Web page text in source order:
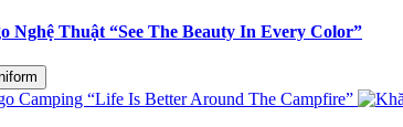
Nghệ Thuật “See The Beauty In Every Color”